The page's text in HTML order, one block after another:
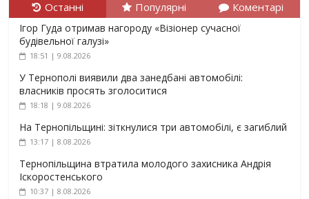
Останні Популярні Коментарі
Ігор Гуда отримав нагороду «Візіонер сучасної
будівельної галузі»
18:51 | 9.08.2026
У Тернополі виявили два занедбані автомобілі:
власників просять зголоситися
18:18 | 9.08.2026
На Тернопільщині: зіткнулися три автомобілі, є загиблий
13:17 | 8.08.2026
Тернопільщина втратила молодого захисника Андрія
Іскоростенського
10:37 | 8.08.2026